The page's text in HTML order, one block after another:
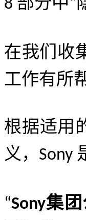
8 “
在我们收
工作有所
根据适用
义， Sony
“Sony集团